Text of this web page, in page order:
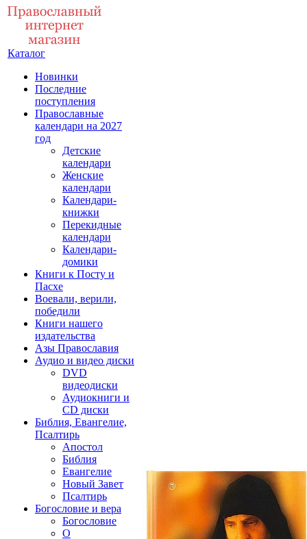
Каталог
Новинки
Последние
поступления
Православные
календари на 2027
год
Детские
календари
Женские
календари
Календари-
книжки
Перекидные
календари
Календари-
домики
Книги к Посту и
Пасхе
Воевали, верили,
победили
Книги нашего
издательства
Азы Православия
Аудио и видео диски
DVD
видеодиски
Аудиокниги и
CD диски
Библия, Евангелие,
Псалтирь
Апостол
Библия
Евангелие
Новый Завет
Псалтирь
Богословие и вера
Богословие
О